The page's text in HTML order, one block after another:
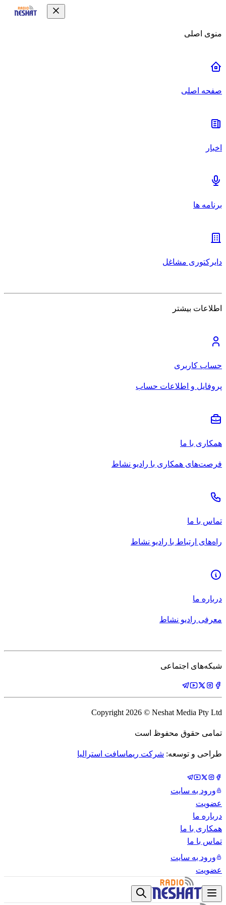
منوی اصلی
صفحه اصلی
اخبار
برنامه ها
دایرکتوری مشاغل
اطلاعات بیشتر
حساب کاربری
پروفایل و اطلاعات حساب
همکاری با ما
فرصت‌های همکاری با رادیو نشاط
تماس با ما
راه‌های ارتباط با رادیو نشاط
درباره ما
معرفی رادیو نشاط
شبکه‌های اجتماعی
Copyright 2026 © Neshat Media Pty Ltd
تمامی حقوق محفوظ است
طراحی و توسعه: شرکت ریماسافت استرالیا
ورود به سایت
عضویت
درباره ما
همکاری با ما
تماس با ما
ورود به سایت
عضویت